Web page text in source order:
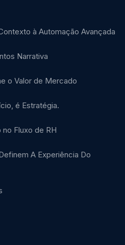
à Automação Avançada
Narrativa
o Valor de Mercado
é Estratégia.
Fluxo de RH
A Experiência Do